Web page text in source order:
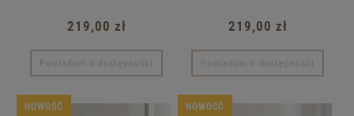
219,00 zł
Powiadom o dostępności
219,00 zł
Powiadom o dostępności
NOWOŚĆ NOWOŚĆ